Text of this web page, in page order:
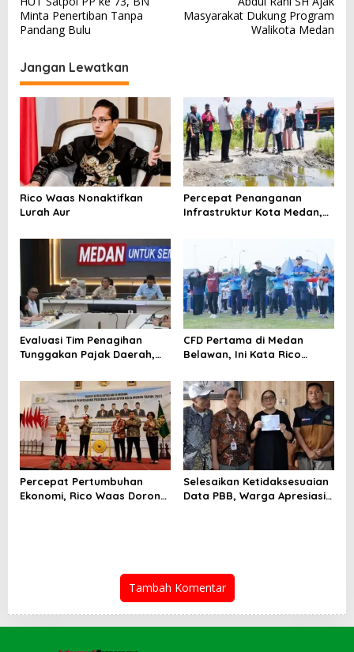
a
v
g
a
i
p
o
s
Minta Penertiban Tanpa
Pandang Bulu
Masyarakat Dukung Program
Walikota Medan
Jangan Lewatkan
Rico Waas Nonaktifkan
Lurah Aur
Percepat Penanganan
Infrastruktur Kota Medan,
Evaluasi Tim Penagihan
Tunggakan Pajak Daerah,
Tagih Rp 1,4 M pada Juli
2026
CFD Pertama di Medan
Belawan, Ini Kata Rico
Percepat Pertumbuhan
Ekonomi, Rico Waas Dorong
Selesaikan Ketidaksesuaian
Data PBB, Warga Apresiasi
Tambah Komentar